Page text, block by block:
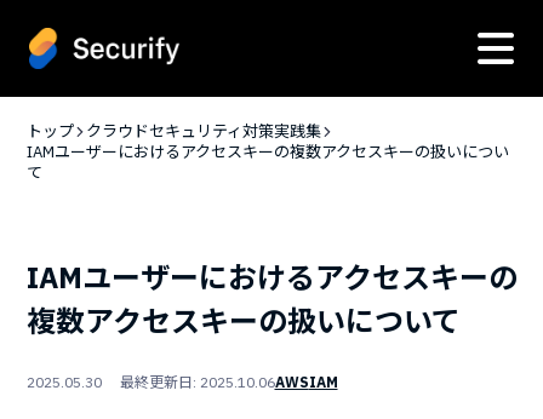
トップ
クラウドセキュリティ対策実践集
IAMユーザーにおけるアクセスキーの複数アクセスキーの扱いについ
て
IAMユーザーにおけるアクセスキーの
複数アクセスキーの扱いについて
2025.05.30 最終更新日: 2025.10.06AWSIAM